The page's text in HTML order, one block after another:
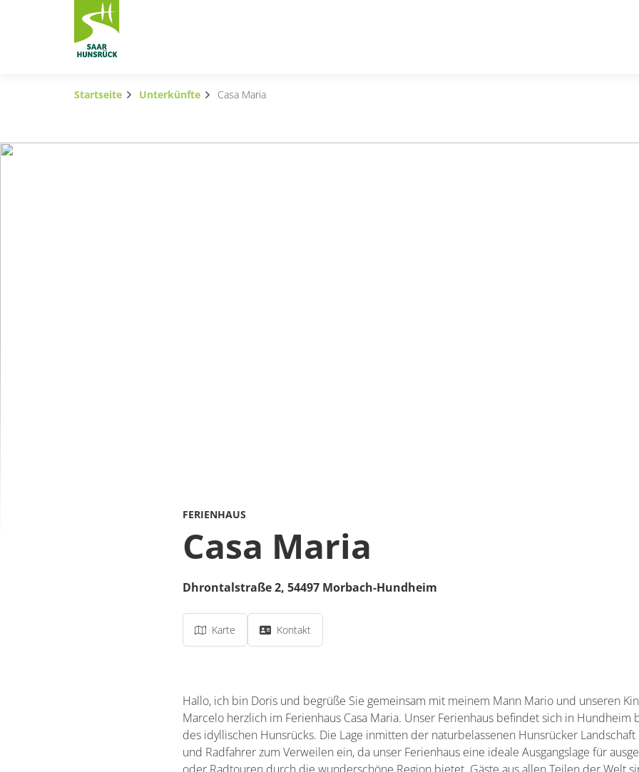
Zum Hauptinhalt springen
Subnavigation umschalten
Startseite Unterkünfte Casa Maria
FERIENHAUS
Casa Maria
Dhrontalstraße 2, 54497 Morbach-Hundheim
Karte Kontakt
Hallo, ich bin Doris und begrüße Sie gemeinsam mit meinem Mann Mario und unseren
Marcelo herz­lich im Ferien­haus Casa Maria. Unser Ferien­haus befindet sich in Hund­heim
des idyllischen Huns­rücks. Die Lage inmitten der natur­belassenen Huns­rücker
und Radfahrer zum Verweilen ein, da unser Ferien­haus eine ideale Ausgangs­lage für